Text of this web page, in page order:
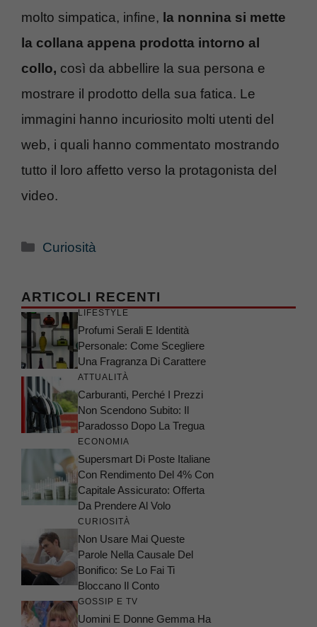
molto simpatica, infine, la nonnina si mette
la collana appena prodotta intorno al
collo, così da abbellire la sua persona e
mostrare il prodotto della sua fatica. Le
immagini hanno incuriosito molti utenti del
web, i quali hanno commentato mostrando
tutto il loro affetto verso la protagonista del
video.
Categorie
Curiosità
ARTICOLI RECENTI
LIFESTYLE
Profumi Serali E Identità
Personale: Come Scegliere
Una Fragranza Di Carattere
ATTUALITÀ
Carburanti, Perché I Prezzi
Non Scendono Subito: Il
Paradosso Dopo La Tregua
ECONOMIA
Supersmart Di Poste Italiane
Con Rendimento Del 4% Con
Capitale Assicurato: Offerta
Da Prendere Al Volo
CURIOSITÀ
Non Usare Mai Queste
Parole Nella Causale Del
Bonifico: Se Lo Fai Ti
Bloccano Il Conto
GOSSIP E TV
Uomini E Donne Gemma Ha